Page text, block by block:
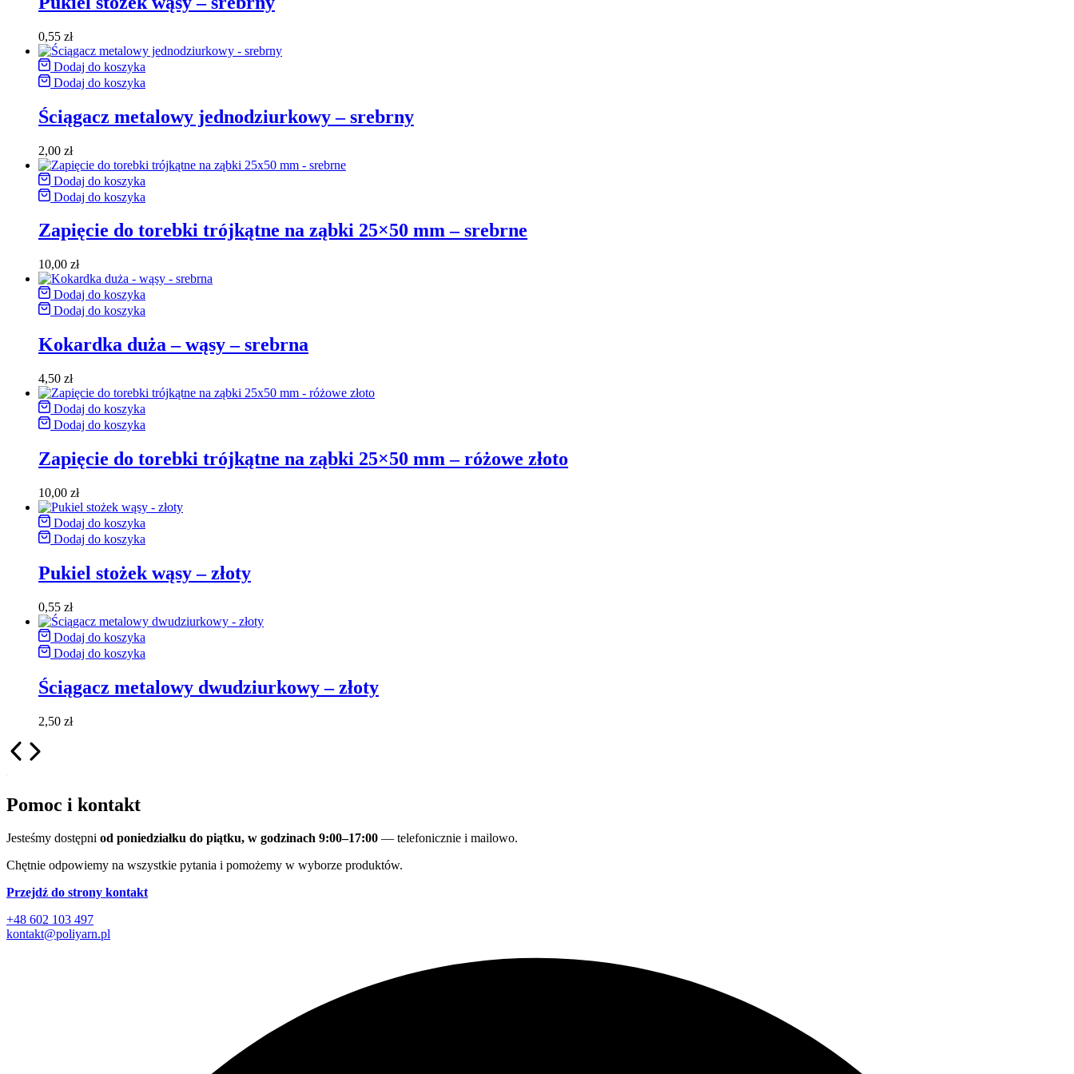
0,55 zł
Dodaj do koszyka
Dodaj do koszyka
Ściągacz metalowy jednodziurkowy – srebrny
2,00 zł
Dodaj do koszyka
Dodaj do koszyka
Zapięcie do torebki trójkątne na ząbki 25×50 mm – srebrne
10,00 zł
Dodaj do koszyka
Dodaj do koszyka
Kokardka duża – wąsy – srebrna
4,50 zł
Dodaj do koszyka
Dodaj do koszyka
Zapięcie do torebki trójkątne na ząbki 25×50 mm – różowe złoto
10,00 zł
Dodaj do koszyka
Dodaj do koszyka
Pukiel stożek wąsy – złoty
0,55 zł
Dodaj do koszyka
Dodaj do koszyka
Ściągacz metalowy dwudziurkowy – złoty
2,50 zł
Pomoc i kontakt
Jesteśmy dostępni od poniedziałku do piątku, w godzinach 9:00–17:00 — telefonicznie i mailowo.
Chętnie odpowiemy na wszystkie pytania i pomożemy w wyborze produktów.
Przejdź do strony kontakt
+48 602 103 497
kontakt@poliyarn.pl